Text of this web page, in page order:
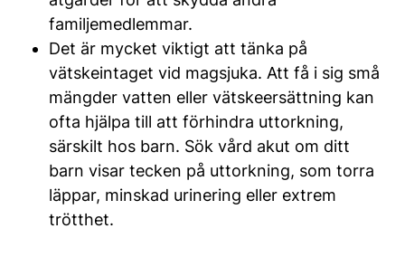
familjemedlemmar.
Det är mycket viktigt att tänka på
vätskeintaget vid magsjuka. Att få i sig små
mängder vatten eller vätskeersättning kan
ofta hjälpa till att förhindra uttorkning,
särskilt hos barn. Sök vård akut om ditt
barn visar tecken på uttorkning, som torra
läppar, minskad urinering eller extrem
trötthet.